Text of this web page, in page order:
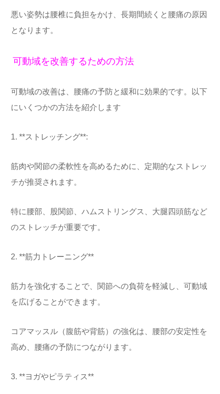
悪い姿勢は腰椎に負担をかけ、長期間続くと腰痛の原因
となります。
可動域を改善するための方法
可動域の改善は、腰痛の予防と緩和に効果的です。以下
にいくつかの方法を紹介します
1. **ストレッチング**:
筋肉や関節の柔軟性を高めるために、定期的なストレッ
チが推奨されます。
特に腰部、股関節、ハムストリングス、大腿四頭筋など
のストレッチが重要です。
2. **筋力トレーニング**
筋力を強化することで、関節への負荷を軽減し、可動域
を広げることができます。
コアマッスル（腹筋や背筋）の強化は、腰部の安定性を
高め、腰痛の予防につながります。
3. **ヨガやピラティス**